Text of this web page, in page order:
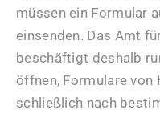
müssen ein Formular
einsenden. Das Amt
beschäftigt deshalb
öffnen, Formulare von
schließlich nach